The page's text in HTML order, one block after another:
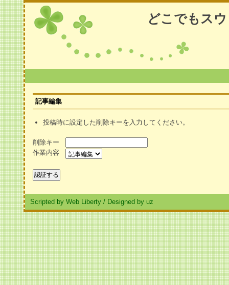
どこでもス
記事編集
投稿時に設定した削除キーを入力してください。
削除キー
作業内容
Scripted by Web Liberty / Designed by uz